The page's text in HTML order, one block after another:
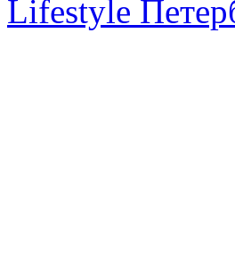
Lifestyle